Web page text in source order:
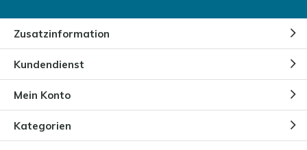
Zusatzinformation
Kundendienst
Mein Konto
Kategorien